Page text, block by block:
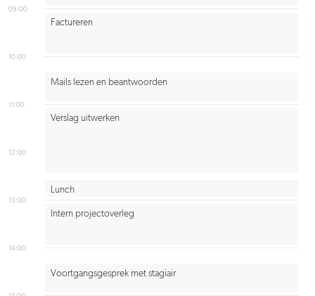
09:00
10:00
11:00
12:00
13:00
14:00
Lunch
Intern projectoverleg
Factureren
Mails lezen en beantwoorden
Verslag uitwerken
Voortgangsgesprek met stagiair